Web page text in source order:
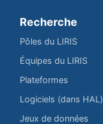
Recherche
Pôles du LIRIS
Équipes du LIRIS
Plateformes
Logiciels (dans HAL)
Jeux de données